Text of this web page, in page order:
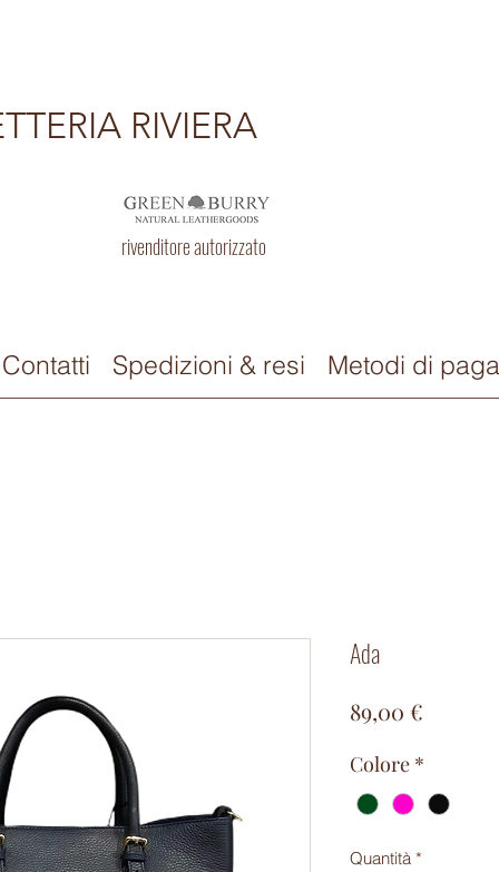
RIVIERA
rivenditore autorizzato
Contatti Spedizioni & resi Metodi di
Ada
89,00 €
Colore *
Quantità *